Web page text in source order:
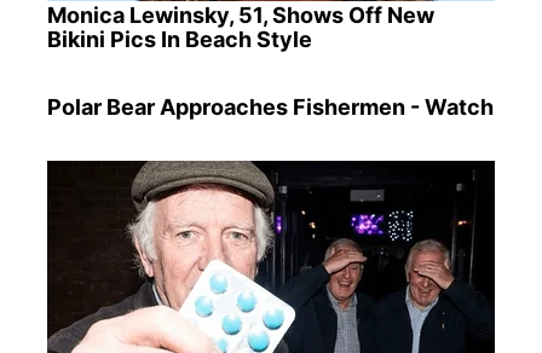
Monica Lewinsky, 51, Shows Off New
Bikini Pics In Beach Style
Polar Bear Approaches Fishermen - Watch